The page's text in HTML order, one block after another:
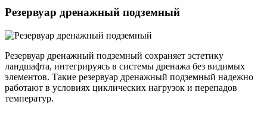
Резервуар дренажный подземный
Резервуар дренажный подземный сохраняет эстетику
ландшафта, интегрируясь в системы дренажа без видимых
элементов. Такие резервуар дренажный подземный надежно
работают в условиях циклических нагрузок и перепадов
температур.